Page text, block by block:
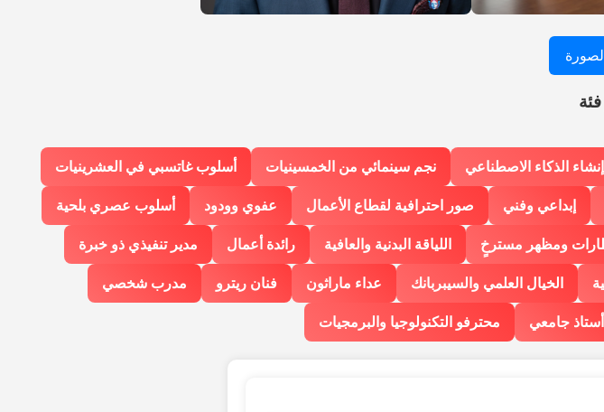
فئة
أسلوب غاتسبي في العشرينيات نجم سينمائي من الخمسينيات الذكاء الاصطناعي
أسلوب عصري بلحية عفوي وودود صور احترافية لقطاع الأعمال إبداعي وفني
مدير تنفيذي ذو خبرة رائدة أعمال اللياقة البدنية والعافية ومظهر مسترخٍ
مدرب شخصي فنان ريترو عداء ماراثون الخيال العلمي والسيبربانك
محترفو التكنولوجيا والبرمجيات أستاذ جامعي